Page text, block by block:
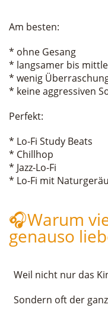
Am besten:
* ohne Gesang
* langsamer bis
* wenig
* keine aggressiven
Perfekt:
* Lo-Fi Study Beats
* Chillhop
* Jazz-Lo-Fi
* Lo-Fi mit
🎧Warum
genauso
Weil nicht nur das
Sondern oft der